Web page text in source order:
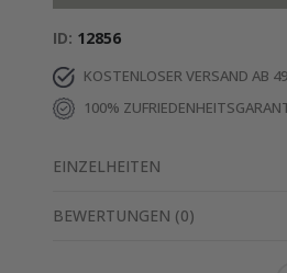
ID 12856
KOSTENLOSER VERSAND AB
100%
EINZELHEITEN
BEWERTUNGEN (0)